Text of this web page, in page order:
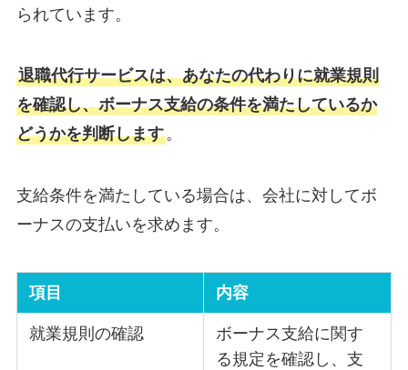
られています。
退職代行サービスは、あなたの代わりに就業規則
を確認し、ボーナス支給の条件を満たしているか
どうかを判断します。
支給条件を満たしている場合は、会社に対してボ
ーナスの支払いを求めます。
項目 内容
就業規則の確認
ボーナス支給に関す
る規定を確認し、支